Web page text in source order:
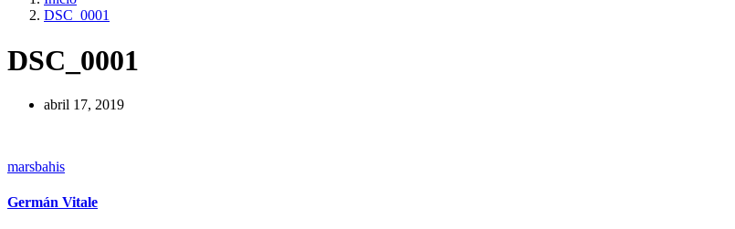
DSC_0001
DSC_0001
abril 17, 2019
marsbahis
Germán Vitale